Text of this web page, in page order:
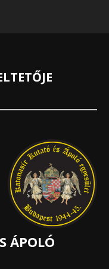
ÁPOLÓ